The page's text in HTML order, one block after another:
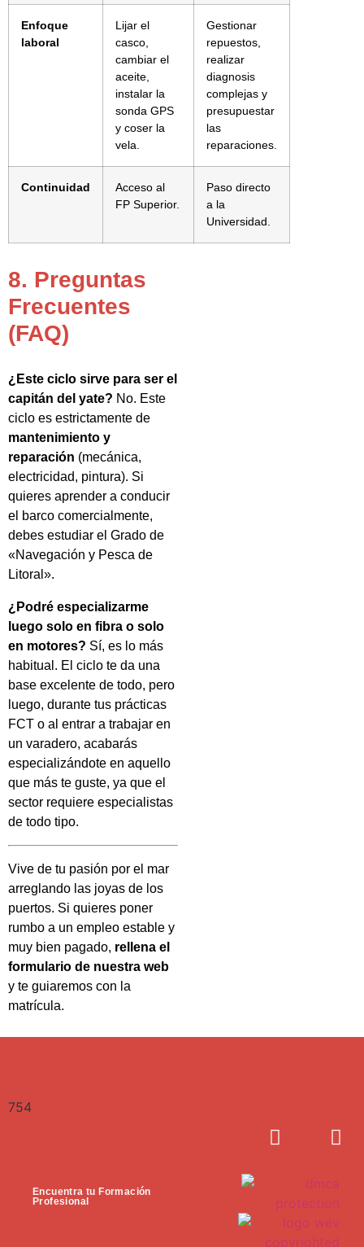
Enfoque
laboral
Lijar el
casco,
cambiar el
aceite,
instalar la
sonda GPS
y coser la
vela.
Gestionar
repuestos,
realizar
diagnosis
complejas y
presupuestar
las
reparaciones.
Continuidad
Acceso al
FP Superior.
Paso directo
a la
Universidad.
8. Preguntas
Frecuentes
(FAQ)
¿Este ciclo sirve para ser el
capitán del yate? No. Este
ciclo es estrictamente de
mantenimiento y
reparación (mecánica,
electricidad, pintura). Si
quieres aprender a conducir
el barco comercialmente,
debes estudiar el Grado de
«Navegación y Pesca de
Litoral».
¿Podré especializarme
luego solo en fibra o solo
en motores? Sí, es lo más
habitual. El ciclo te da una
base excelente de todo, pero
luego, durante tus prácticas
FCT o al entrar a trabajar en
un varadero, acabarás
especializándote en aquello
que más te guste, ya que el
sector requiere especialistas
de todo tipo.
Vive de tu pasión por el mar
arreglando las joyas de los
puertos. Si quieres poner
rumbo a un empleo estable y
muy bien pagado, rellena el
formulario de nuestra web
y te guiaremos con la
matrícula.
754
Encuentra tu Formación
Profesional